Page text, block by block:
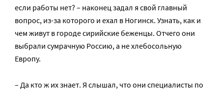
если работы нет? – наконец задал я свой главный
вопрос, из-за которого и ехал в Ногинск. Узнать, как и
чем живут в городе сирийские беженцы. Отчего они
выбрали сумрачную Россию, а не хлебосольную
Европу.
– Да кто ж их знает. Я слышал, что они специалисты по